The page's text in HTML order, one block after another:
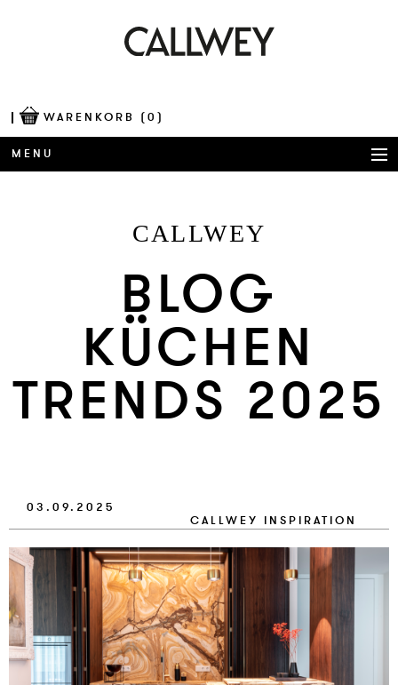
WARENKORB (0)
MENU
AWARDS
BEST OF ARCHITECTURE
CORPORATE PUBLISHING
BLOG
VERLAG
CALLWEY
BLOG
KÜCHEN
TRENDS 2025
03.09.2025
CALLWEY INSPIRATION